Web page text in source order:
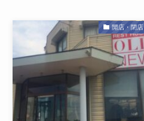
開店・閉店